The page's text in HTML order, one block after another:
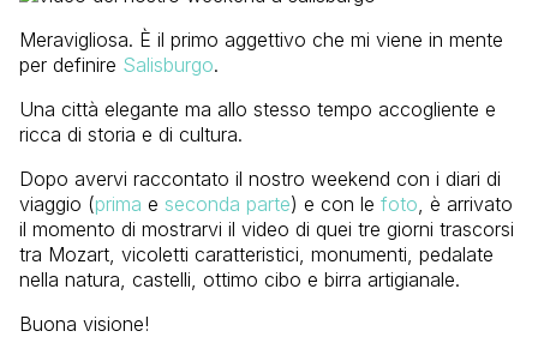
Meravigliosa. È il primo aggettivo che mi viene in mente
per definire Salisburgo.
Una città elegante ma allo stesso tempo accogliente e
ricca di storia e di cultura.
Dopo avervi raccontato il nostro weekend con i diari di
viaggio (prima e seconda parte) e con le foto , è arrivato
il momento di mostrarvi il video di quei tre giorni trascorsi
tra Mozart, vicoletti caratteristici, monumenti, pedalate
nella natura, castelli, ottimo cibo e birra artigianale.
Buona visione!